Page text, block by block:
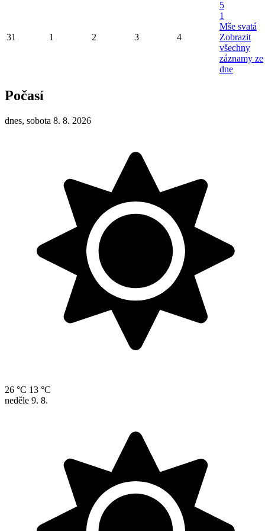
31 1 2 3 4
5
1
Mše svatá
Zobrazit
všechny
záznamy ze
dne
Počasí
dnes, sobota 8. 8. 2026
26 °C 13 °C
neděle 9. 8.